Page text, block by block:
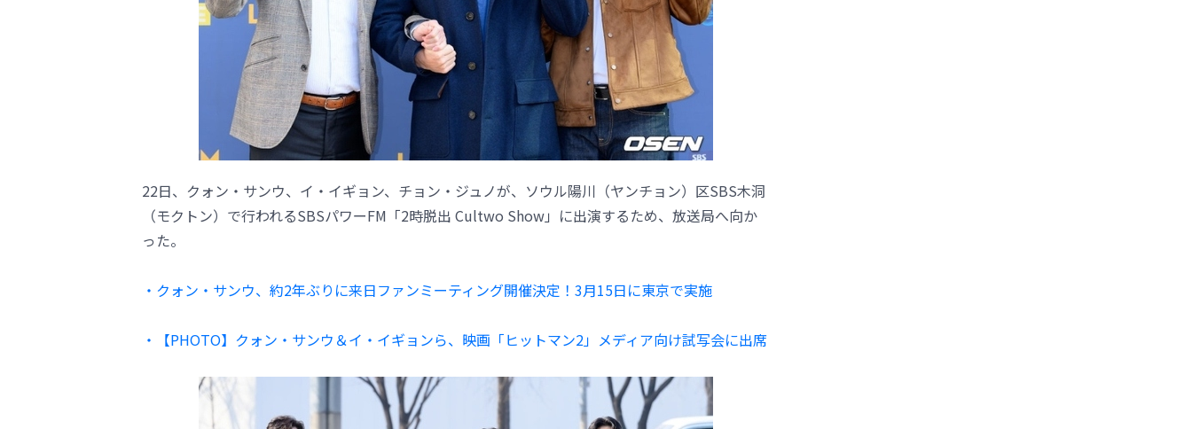
22日、クォン・サンウ、イ・イギョン、チョン・ジュノが、ソウル陽川（ヤンチョン）区SBS木洞
（モクトン）で行われるSBSパワーFM「2時脱出 Cultwo Show」に出演するため、放送局へ向か
った。
・クォン・サンウ、約2年ぶりに来日ファンミーティング開催決定！3月15日に東京で実施
・【PHOTO】クォン・サンウ＆イ・イギョンら、映画「ヒットマン2」メディア向け試写会に出席